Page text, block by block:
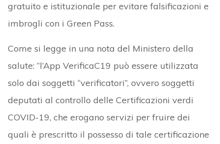
gratuito e istituzionale per evitare falsificazioni e
imbrogli con i Green Pass.
Come si legge in una nota del Ministero della
salute: “l’App VerificaC19 può essere utilizzata
solo dai soggetti “verificatori”, ovvero soggetti
deputati al controllo delle Certificazioni verdi
COVID-19, che erogano servizi per fruire dei
quali è prescritto il possesso di tale certificazione